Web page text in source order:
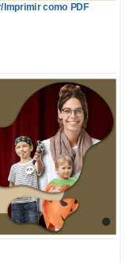
Imprimir como PDF